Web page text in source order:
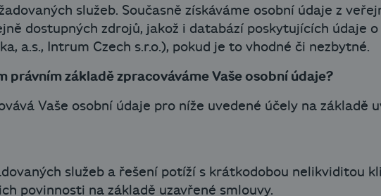
služeb. Současně získáváme osobní údaje z
dostupných zdrojů, jakož i databází poskytujících údaje
a.s., Intrum Czech s.r.o.), pokud je to vhodné či nezbytné.
právním základě zpracováváme Vaše osobní údaje?
Vaše osobní údaje pro níže uvedené účely na základě
služeb a řešení potíží s krátkodobou nelikviditou
povinnosti na základě uzavřené smlouvy.